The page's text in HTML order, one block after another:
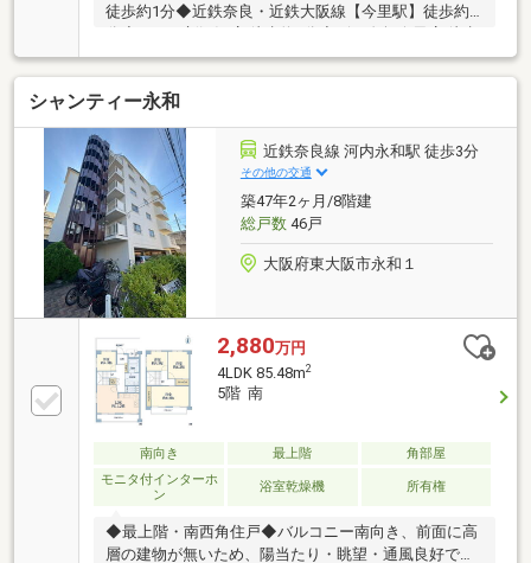
徒歩約1分◆近鉄奈良・近鉄大阪線【今里駅】徒歩約9
約10分 ◎物件のポイント◆【全室リフォーム済】◆
リビングは東向きの朝日が差込むお部屋◆開放感と一
体感が増す人気の対面キッチン採用◆食洗機×浴室暖
房乾燥機完備◆便利な全居室収納スペース付◆全居室
エアコン設置可能◆女性にも安心のオートロック付き
◆2015年7月大規模修繕工事済◆機械式駐車場空有※右
下の電話ボタン（フリーダイヤル）からご内覧予約を
いただくとスムーズです※当社では他社様掲載物件も
まとめてご案内可能です
シャンティー永和
近鉄奈良線 河内永和駅 徒歩3分
その他の交通
築47年2ヶ月/8階建
総戸数46戸
大阪府東大阪市永和１
2,880万円
4LDK 85.48m2
5階 南
南向き 最上階
角部屋
モニタ付インターホ
ン
浴室乾燥機 所有権
◆最上階・南西角住戸◆バルコニー南向き、前面に高
層の建物が無いため、陽当たり・眺望・通風良好で